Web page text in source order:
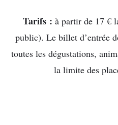
Tarifs : à partir de 17 €
public). Le billet d’entrée
toutes les dégustations,
la limite des